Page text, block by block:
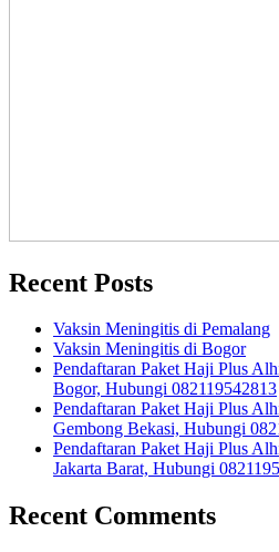
Recent Posts
Vaksin Meningitis di Pemalang
Vaksin Meningitis di Bogor
Pendaftaran Paket Haji Plus
Bogor, Hubungi 082119542813
Pendaftaran Paket Haji Plus
Gembong Bekasi, Hubungi
Pendaftaran Paket Haji Plus
Jakarta Barat, Hubungi
Recent Comments